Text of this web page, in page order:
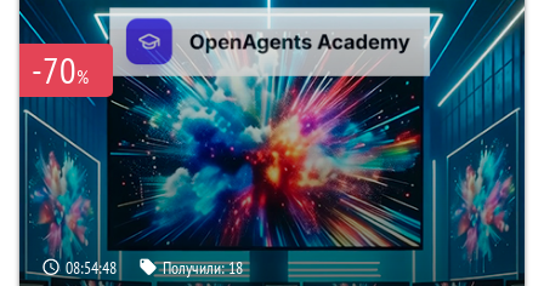
-70%
08:54:47 Получили:18